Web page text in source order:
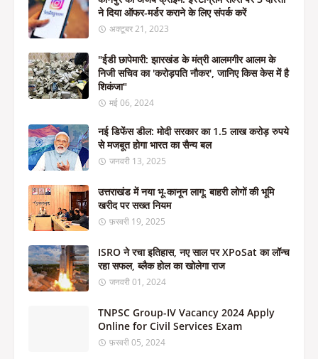
ने दिया ऑफर-मर्डर कराने के लिए संपर्क करें
अक्टूबर 21, 2023
"ईडी छापेमारी: झारखंड के मंत्री आलमगीर आलम के
निजी सचिव का 'करोड़पति नौकर', जानिए किस केस में है
शिकंजा"
मई 06, 2024
नई डिफेंस डील: मोदी सरकार का 1.5 लाख करोड़ रुपये
से मजबूत होगा भारत का सैन्य बल
जनवरी 13, 2025
उत्तराखंड में नया भू-कानून लागू: बाहरी लोगों की भूमि
खरीद पर सख्त नियम
फ़रवरी 19, 2025
ISRO ने रचा इतिहास, नए साल पर XPoSat का लॉन्च
रहा सफल, ब्लैक होल का खोलेगा राज
जनवरी 01, 2024
TNPSC Group-IV Vacancy 2024 Apply
Online for Civil Services Exam
फ़रवरी 05, 2024